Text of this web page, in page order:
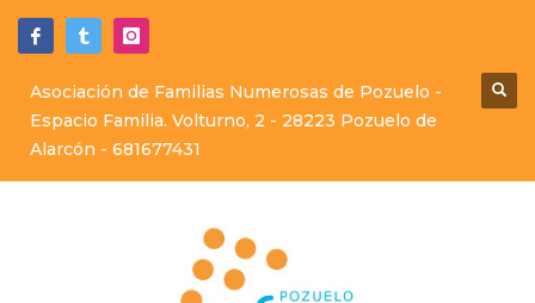
Asociación de Familias Numerosas de Pozuelo -
Espacio Familia. Volturno, 2 - 28223 Pozuelo de
Alarcón - 681677431